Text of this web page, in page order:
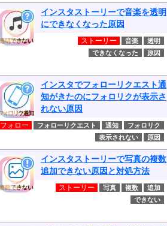
インスタストーリーで音楽を透明
にできなくなった原因
ストーリー 音楽
透明
できなくなった
原因
インスタでフォローリクエスト通
知がきたのにフォロリクが表示さ
れない原因
フォロー フォローリクエスト 通知
フォロリク
表示されない
原因
インスタストーリーで写真の複数
追加できない原因と対処方法
ストーリー 写真 複数
追加
できない